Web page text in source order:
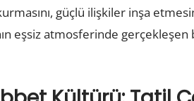
güçlü ilişkiler inşa
eşsiz atmosferinde